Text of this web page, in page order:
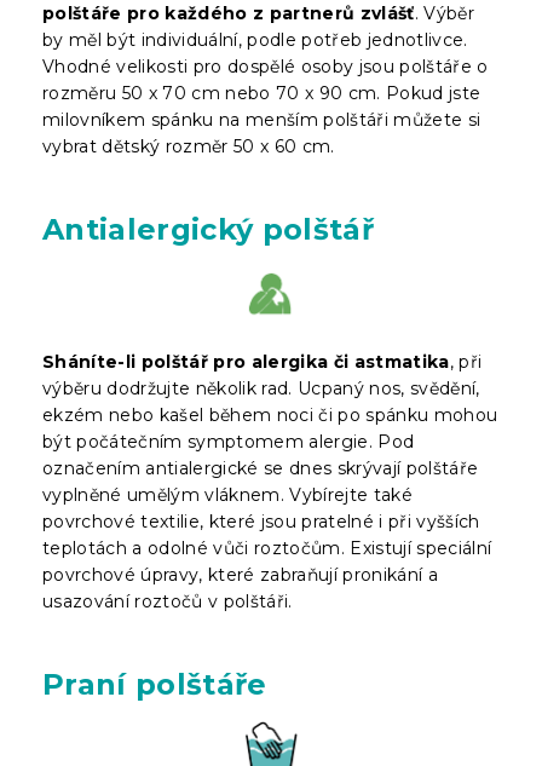
polštáře pro každého z partnerů zvlášť. Výběr
by měl být individuální, podle potřeb jednotlivce.
Vhodné velikosti pro dospělé osoby jsou polštáře o
rozměru 50 x 70 cm nebo 70 x 90 cm. Pokud jste
milovníkem spánku na menším polštáři můžete si
vybrat dětský rozměr 50 x 60 cm.
Antialergický polštář
Sháníte-li polštář pro alergika či astmatika, při
výběru dodržujte několik rad. Ucpaný nos, svědění,
ekzém nebo kašel během noci či po spánku mohou
být počátečním symptomem alergie. Pod
označením antialergické se dnes skrývají polštáře
vyplněné umělým vláknem. Vybírejte také
povrchové textilie, které jsou pratelné i při vyšších
teplotách a odolné vůči roztočům. Existují speciální
povrchové úpravy, které zabraňují pronikání a
usazování roztočů v polštáři.
Praní polštáře